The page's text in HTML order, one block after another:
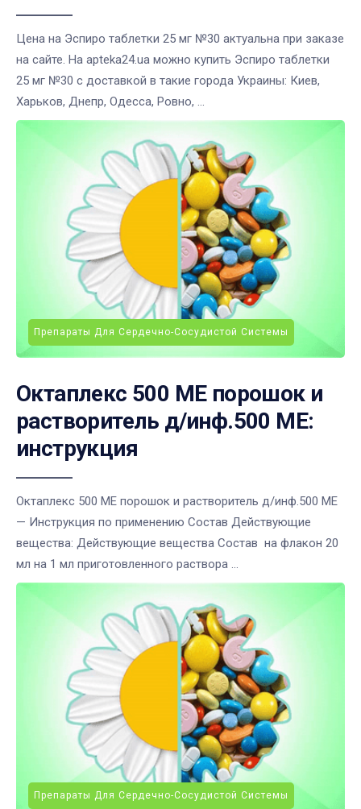
Цена на Эспиро таблетки 25 мг №30 актуальна при заказе
на сайте. На apteka24.ua можно купить Эспиро таблетки
25 мг №30 с доставкой в такие города Украины: Киев,
Харьков, Днепр, Одесса, Ровно, ...
Препараты Для Сердечно-Сосудистой Системы
Октаплекс 500 МЕ порошок и
растворитель д/инф.500 МЕ:
инструкция
Октаплекс 500 МЕ порошок и растворитель д/инф.500 МЕ
— Инструкция по применению Состав Действующие
вещества: Действующие вещества Состав на флакон 20
мл на 1 мл приготовленного раствора ...
Препараты Для Сердечно-Сосудистой Системы